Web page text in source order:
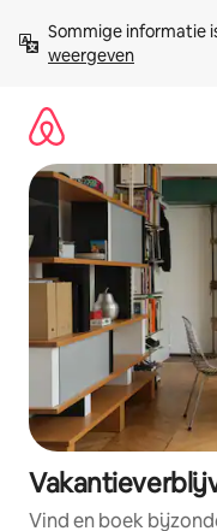
direct
naar
Sommige informatie
weergeven
Vind en boek